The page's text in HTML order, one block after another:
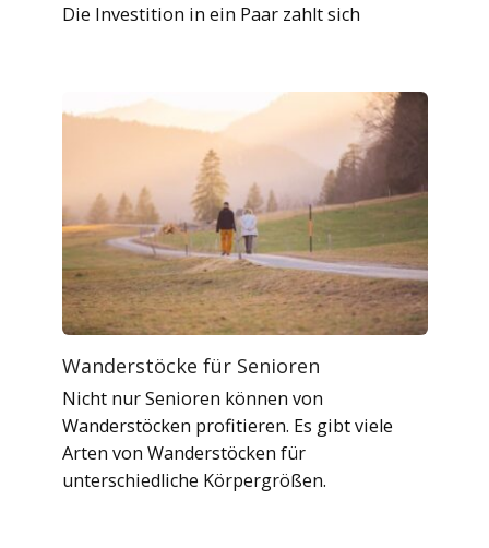
Die Investition in ein Paar zahlt sich
Wanderstöcke für Senioren
Nicht nur Senioren können von
Wanderstöcken profitieren. Es gibt viele
Arten von Wanderstöcken für
unterschiedliche Körpergrößen.